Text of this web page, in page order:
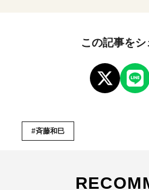
この記事をシ
#斉藤和巳